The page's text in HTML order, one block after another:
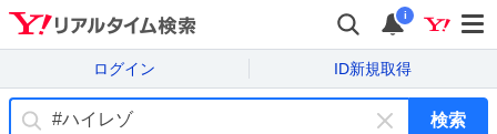
i
ログイン ID新規取得
検索